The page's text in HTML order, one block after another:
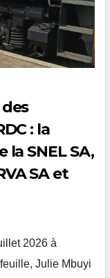
: la
SNEL SA,
SA et
2026 à
Julie Mbuyi